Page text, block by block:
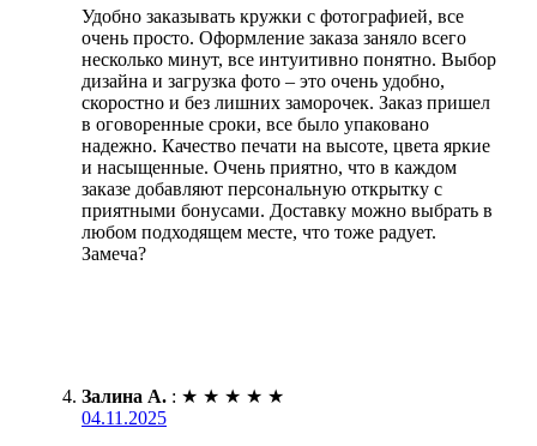
Удобно заказывать кружки с фотографией, все
очень просто. Оформление заказа заняло всего
несколько минут, все интуитивно понятно. Выбор
дизайна и загрузка фото – это очень удобно,
скоростно и без лишних заморочек. Заказ пришел
в оговоренные сроки, все было упаковано
надежно. Качество печати на высоте, цвета яркие
и насыщенные. Очень приятно, что в каждом
заказе добавляют персональную открытку с
приятными бонусами. Доставку можно выбрать в
любом подходящем месте, что тоже радует.
Замеча?
Залина А. : ★ ★ ★ ★ ★
04.11.2025